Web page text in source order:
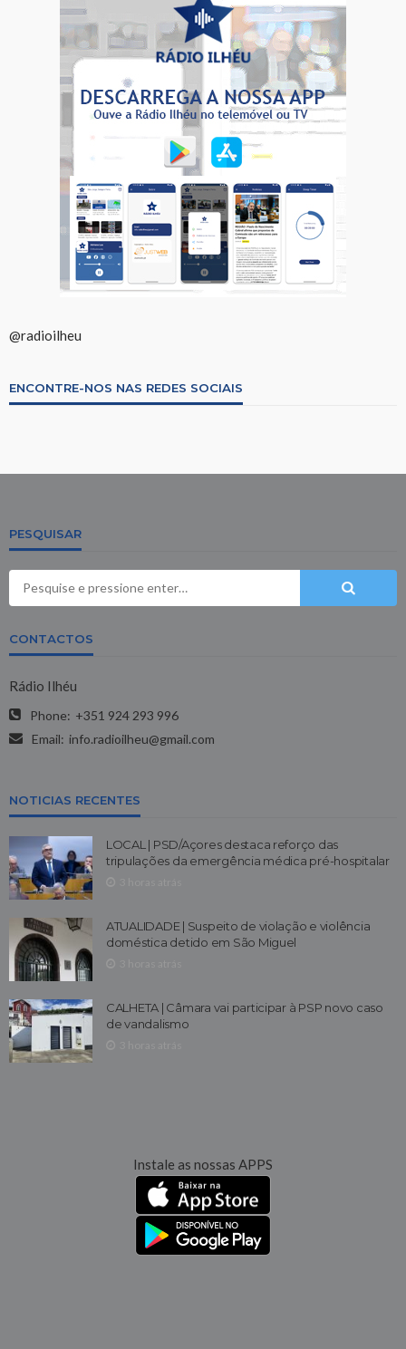
@radioilheu
ENCONTRE-NOS NAS REDES SOCIAIS
PESQUISAR
CONTACTOS
Rádio Ilhéu
Phone: +351 924 293 996
Email: info.radioilheu@gmail.com
NOTICIAS RECENTES
LOCAL | PSD/Açores destaca reforço das
tripulações da emergência médica pré-hospitalar
ATUALIDADE | Suspeito de violação e violência
doméstica detido em São Miguel
CALHETA | Câmara vai participar à PSP novo caso
de vandalismo
Instale as nossas APPS